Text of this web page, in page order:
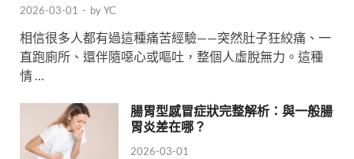
2026-03-01 - byYC
相信很多人都有過這種痛苦經驗——突然肚子狂絞痛、一
直跑廁所、還伴隨噁心或嘔吐，整個人虛脫無力。這種
情 …
腸胃型感冒症狀完整解析：與一般腸
胃炎差在哪？
2026-03-01